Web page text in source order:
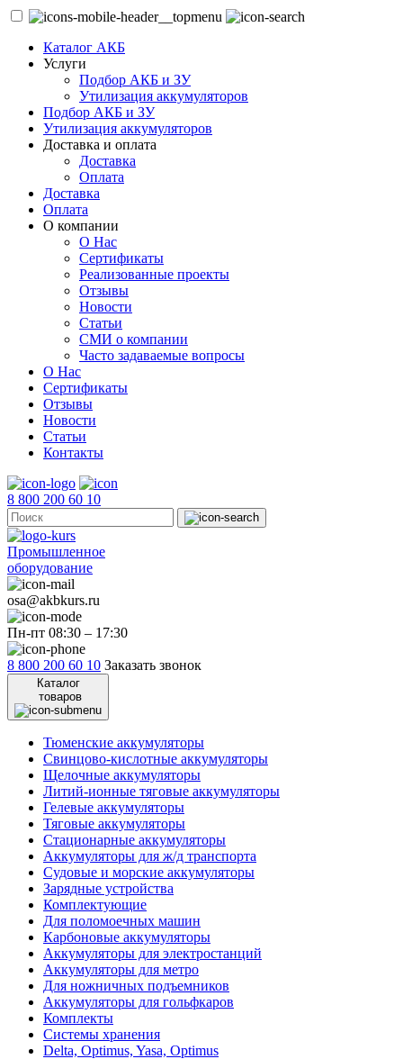
Каталог АКБ
Услуги
Подбор АКБ и ЗУ
Утилизация аккумуляторов
Подбор АКБ и ЗУ
Утилизация аккумуляторов
Доставка и оплата
Доставка
Оплата
Доставка
Оплата
О компании
О Нас
Сертификаты
Реализованные проекты
Отзывы
Новости
Статьи
СМИ о компании
Часто задаваемые вопросы
О Нас
Сертификаты
Отзывы
Новости
Статьи
Контакты
8 800 200 60 10
Промышленное
оборудование
osa@akbkurs.ru
Пн-пт 08:30 – 17:30
8 800 200 60 10 Заказать звонок
Каталог
товаров
Тюменские аккумуляторы
Свинцово-кислотные аккумуляторы
Щелочные аккумуляторы
Литий-ионные тяговые аккумуляторы
Гелевые аккумуляторы
Тяговые аккумуляторы
Стационарные аккумуляторы
Аккумуляторы для ж/д транспорта
Судовые и морские аккумуляторы
Зарядные устройства
Комплектующие
Для поломоечных машин
Карбоновые аккумуляторы
Аккумуляторы для электростанций
Аккумуляторы для метро
Для ножничных подъемников
Аккумуляторы для гольфкаров
Комплекты
Системы хранения
Delta, Optimus, Yasa, Optimus